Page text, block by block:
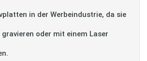
in der Werbeindustrie, da sie
oder mit einem Laser